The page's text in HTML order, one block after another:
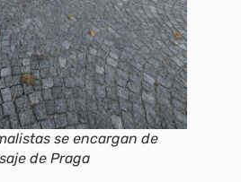
se encargan de
de Praga